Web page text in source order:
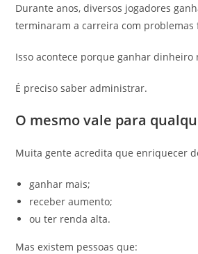
Durante anos, diversos jogadores
terminaram a carreira com problemas
Isso acontece porque ganhar dinheiro
É preciso saber administrar.
O mesmo vale para
Muita gente acredita que enriquecer
ganhar mais;
receber aumento;
ou ter renda alta.
Mas existem pessoas que: